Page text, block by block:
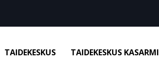
TAIDEKESKUS TAIDEKESKUS KASARMI